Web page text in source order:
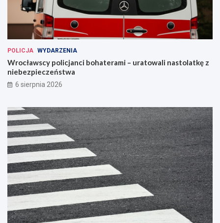
POLICJA WYDARZENIA
Wrocławscy policjanci bohaterami – uratowali nastolatkę z
niebezpieczeństwa
6 sierpnia 2026